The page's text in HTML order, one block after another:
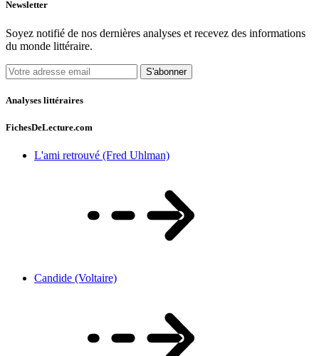
Newsletter
Soyez notifié de nos dernières analyses et recevez des informations
du monde littéraire.
S'abonner
Analyses littéraires
FichesDeLecture.com
L'ami retrouvé (Fred Uhlman)
Candide (Voltaire)